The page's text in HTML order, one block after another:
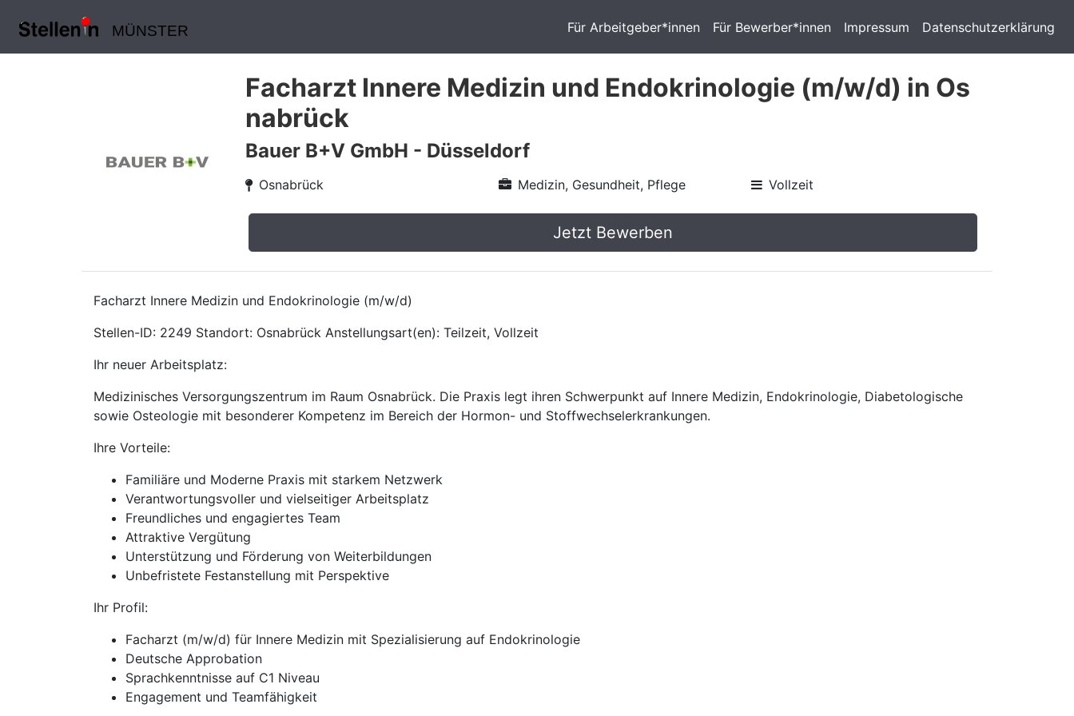
MÜNSTER Für Arbeitgeber*innen Für Bewerber*innen Impressum Datenschutzerklärung
Facharzt Innere Medizin und Endokrinologie (m/w/d) in Os
nabrück
Bauer B+V GmbH - Düsseldorf
Osnabrück Medizin, Gesundheit, Pflege Vollzeit
Jetzt Bewerben
Facharzt Innere Medizin und Endokrinologie (m/w/d)
Stellen-ID: 2249 Standort: Osnabrück Anstellungsart(en): Teilzeit, Vollzeit
Ihr neuer Arbeitsplatz:
Medizinisches Versorgungszentrum im Raum Osnabrück. Die Praxis legt ihren Schwerpunkt auf Innere Medizin, Endokrinologie, Diabetologische
sowie Osteologie mit besonderer Kompetenz im Bereich der Hormon- und Stoffwechselerkrankungen.
Ihre Vorteile:
Familiäre und Moderne Praxis mit starkem Netzwerk
Verantwortungsvoller und vielseitiger Arbeitsplatz
Freundliches und engagiertes Team
Attraktive Vergütung
Unterstützung und Förderung von Weiterbildungen
Unbefristete Festanstellung mit Perspektive
Ihr Profil:
Facharzt (m/w/d) für Innere Medizin mit Spezialisierung auf Endokrinologie
Deutsche Approbation
Sprachkenntnisse auf C1 Niveau
Engagement und Teamfähigkeit